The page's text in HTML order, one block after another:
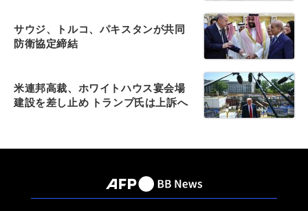
サウジ、トルコ、パキスタンが共同
防衛協定締結
米連邦高裁、ホワイトハウス宴会場
建設を差し止め トランプ氏は上訴へ